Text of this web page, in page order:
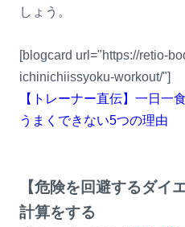
しょう。
[blogcard url="https://retio-
ichinichiissyoku-workout/"]
【トレーナー直伝】一日一
うまくできない5つの理由
【危険を回避するダイ
計算をする